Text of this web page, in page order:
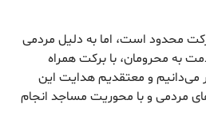
محدود است، اما به دلیل مردمی
به محرومان، با برکت همراه
می‌دانیم و معتقدیم هدایت این
مردمی و با محوریت مساجد انجام